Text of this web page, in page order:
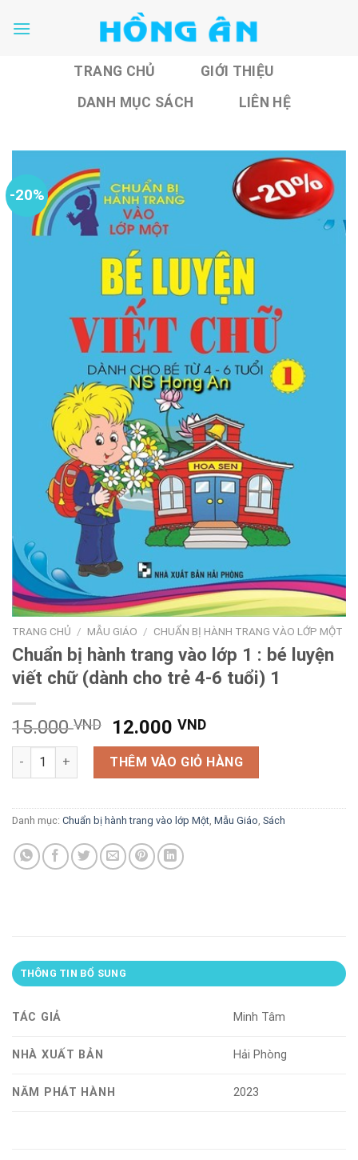
TRANG CHỦ
GIỚI THIỆU
DANH MỤC SÁCH
LIÊN HỆ
-20%
TRANG CHỦ / MẪU GIÁO / CHUẨN BỊ HÀNH TRANG VÀO LỚP MỘT
Chuẩn bị hành trang vào lớp 1 : bé luyện
viết chữ (dành cho trẻ 4-6 tuổi) 1
15.000VND
Giá
gốc
là:
15.000 VND.
12.000VNDGiá
hiện
tại
là:
12.000 VND.
Chuẩn bị hành trang vào lớp 1 : bé luyện viết chữ (dành cho
THÊM VÀO GIỎ HÀNG
Danh mục: Chuẩn bị hành trang vào lớp Một Mẫu Giáo Sách
THÔNG TIN BỔ SUNG
TÁC GIẢ Minh Tâm
NHÀ XUẤT BẢN Hải Phòng
NĂM PHÁT HÀNH 2023